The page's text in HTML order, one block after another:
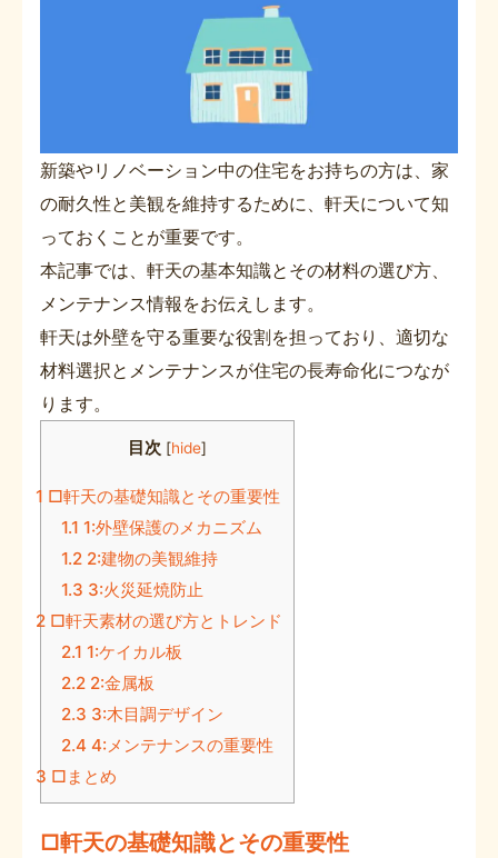
新築やリノベーション中の住宅をお持ちの方は、家
の耐久性と美観を維持するために、軒天について知
っておくことが重要です。
本記事では、軒天の基本知識とその材料の選び方、
メンテナンス情報をお伝えします。
軒天は外壁を守る重要な役割を担っており、適切な
材料選択とメンテナンスが住宅の長寿命化につなが
ります。
目次 [hide]
1 □軒天の基礎知識とその重要性
1.1 1:外壁保護のメカニズム
1.22:建物の美観維持
1.3 3:火災延焼防止
2□軒天素材の選び方とトレンド
2.1 1:ケイカル板
2.22:金属板
2.3 3:木目調デザイン
2.4 4:メンテナンスの重要性
3 □まとめ
□軒天の基礎知識とその重要性